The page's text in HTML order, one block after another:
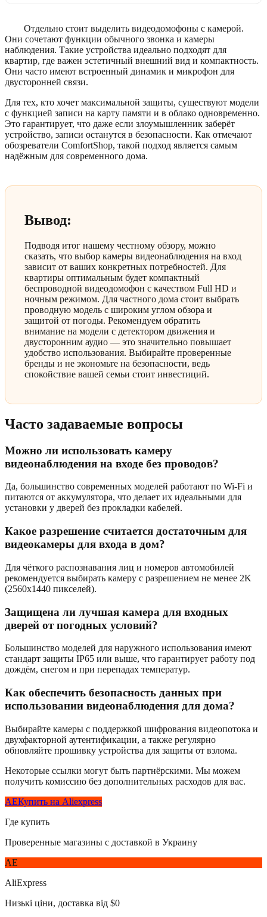
Отдельно стоит выделить видеодомофоны с камерой.
Они сочетают функции обычного звонка и камеры
наблюдения. Такие устройства идеально подходят для
квартир, где важен эстетичный внешний вид и компактность.
Они часто имеют встроенный динамик и микрофон для
двусторонней связи.
Для тех, кто хочет максимальной защиты, существуют модели
с функцией записи на карту памяти и в облако одновременно.
Это гарантирует, что даже если злоумышленник заберёт
устройство, записи останутся в безопасности. Как отмечают
обозреватели ComfortShop, такой подход является самым
надёжным для современного дома.
Вывод:
Подводя итог нашему честному обзору, можно
сказать, что выбор камеры видеонаблюдения на вход
зависит от ваших конкретных потребностей. Для
квартиры оптимальным будет компактный
беспроводной видеодомофон с качеством Full HD и
ночным режимом. Для частного дома стоит выбрать
проводную модель с широким углом обзора и
защитой от погоды. Рекомендуем обратить
внимание на модели с детектором движения и
двусторонним аудио — это значительно повышает
удобство использования. Выбирайте проверенные
бренды и не экономьте на безопасности, ведь
спокойствие вашей семьи стоит инвестиций.
Часто задаваемые вопросы
Можно ли использовать камеру
видеонаблюдения на входе без проводов?
Да, большинство современных моделей работают по Wi-Fi и
питаются от аккумулятора, что делает их идеальными для
установки у дверей без прокладки кабелей.
Какое разрешение считается достаточным для
видеокамеры для входа в дом?
Для чёткого распознавания лиц и номеров автомобилей
рекомендуется выбирать камеру с разрешением не менее 2K
(2560x1440 пикселей).
Защищена ли лучшая камера для входных
дверей от погодных условий?
Большинство моделей для наружного использования имеют
стандарт защиты IP65 или выше, что гарантирует работу под
дождём, снегом и при перепадах температур.
Как обеспечить безопасность данных при
использовании видеонаблюдения для дома?
Выбирайте камеры с поддержкой шифрования видеопотока и
двухфакторной аутентификации, а также регулярно
обновляйте прошивку устройства для защиты от взлома.
Некоторые ссылки могут быть партнёрскими. Мы можем
получить комиссию без дополнительных расходов для вас.
AEКупить на Aliexpress
Где купить
Проверенные магазины с доставкой в Украину
AE
AliExpress
Низькі ціни, доставка від $0